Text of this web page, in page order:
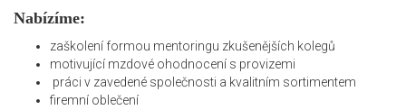
Nabízíme:
zaškolení formou mentoringu zkušenějších kolegů
motivující mzdové ohodnocení s provizemi
práci v zavedené společnosti a kvalitním sortimentem
firemní oblečení